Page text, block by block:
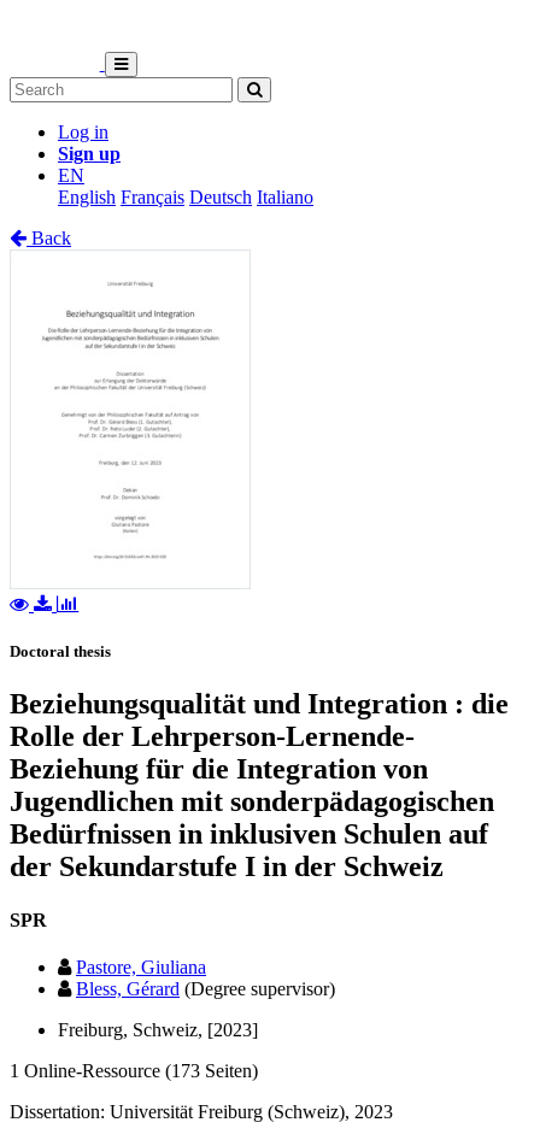
Log in
Sign up
EN
English Français Deutsch Italiano
Back
Doctoral thesis
Beziehungsqualität und Integration : die
Rolle der Lehrperson-Lernende-
Beziehung für die Integration von
Jugendlichen mit sonderpädagogischen
Bedürfnissen in inklusiven Schulen auf
der Sekundarstufe I in der Schweiz
SPR
Pastore, Giuliana
Bless, Gérard (Degree supervisor)
Freiburg, Schweiz, [2023]
1 Online-Ressource (173 Seiten)
Dissertation: Universität Freiburg (Schweiz), 2023